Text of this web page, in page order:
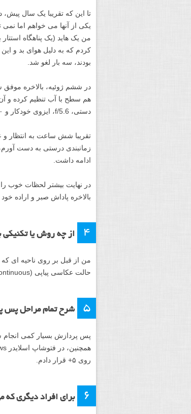
یکی از آنها می خواهم اما نمی
کردم که به دلیل هوای بد و
بودند، سه بار لغو شد.
در ششم ژوئیه، بالاخره موفق
هم سطح با آب تنظیم کرده و
دستی، f/5.6، ایزوی خودکار و ۱/۱۲۰۰ ثانیه تنظیم کردم، ریموت تریگر شاتر را آماده کردم و منتظر ماندم.
تقریبا شش ساعت به انتظار
زمانبندی درستی به دست
ادامه داشت.
در نهایت بیشتر لحظات خوب
بالاخره پاداش صبر و اراده
۴ از چه روش یا
من از قبل بر روی ناحیه ای
حالت عکاسی پیاپی (continuous) بی صدا قرار دادم تا سر و صدا را به حداقل برسانم.
۵ شرح تمام مراحل پس
پس پردازش بسیار کمی انجام
روی ۵+ قرار دادم.
۶ برای افراد دیگری که